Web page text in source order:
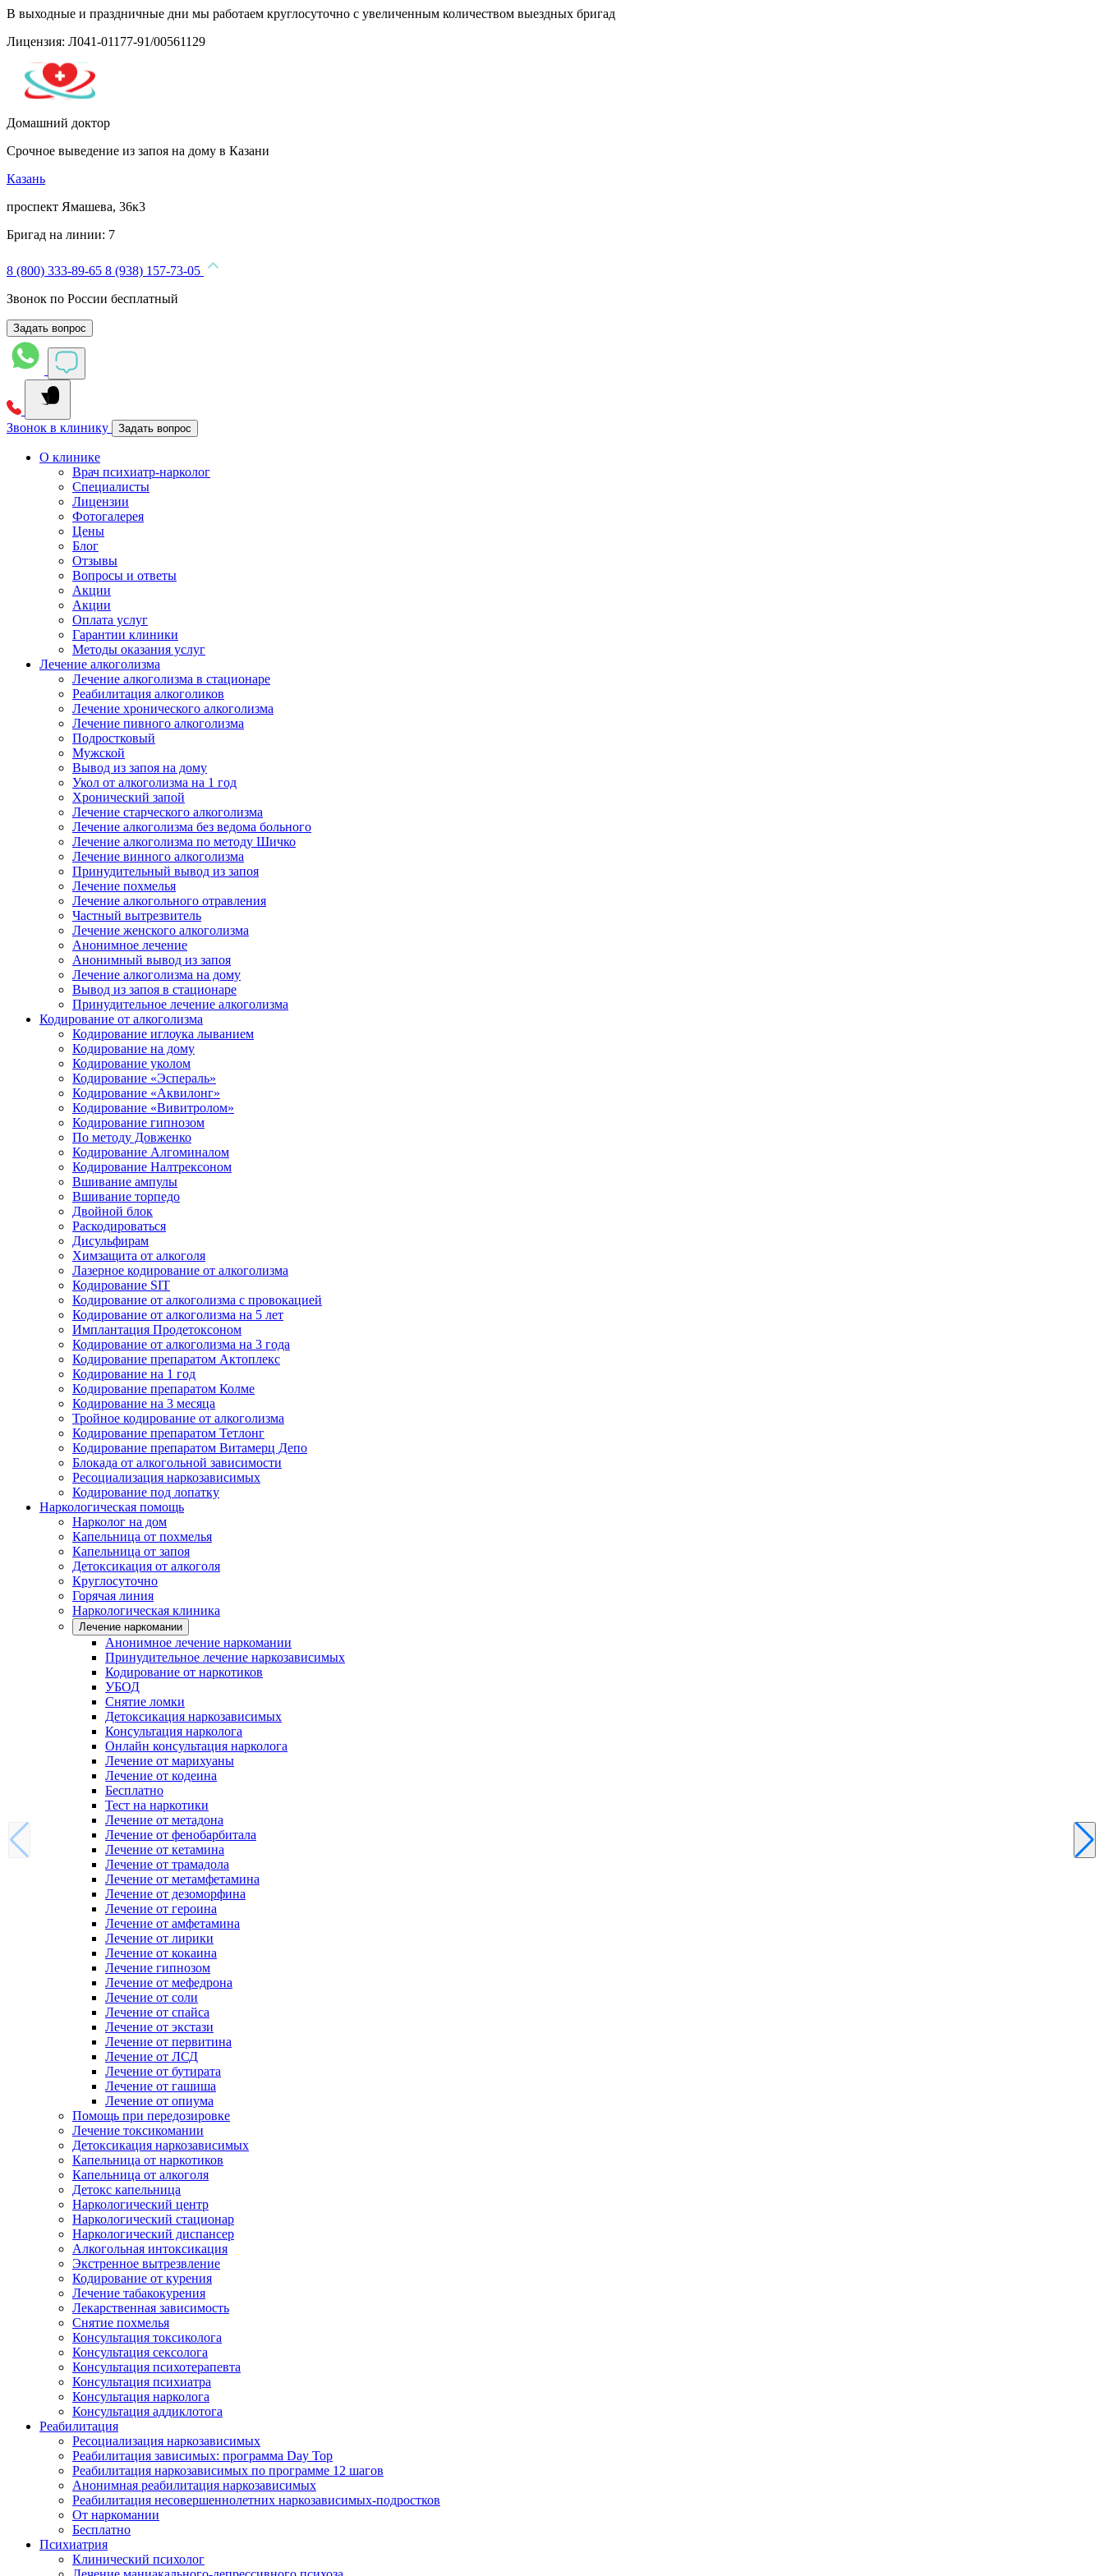
В выходные и праздничные дни мы работаем круглосуточно с увеличенным количеством выездных бригад
Лицензия: Л041-01177-91/00561129
Домашний доктор
Срочное выведение из запоя на дому в Казани
Казань
проспект Ямашева, 36к3
Бригад на линии: 7
8 (800) 333-89-65 8 (938) 157-73-05
Звонок по России бесплатный
Задать вопрос
Звонок в клинику Задать вопрос
О клинике
Врач психиатр-нарколог
Специалисты
Лицензии
Фотогалерея
Цены
Блог
Отзывы
Вопросы и ответы
Акции
Акции
Оплата услуг
Гарантии клиники
Методы оказания услуг
Лечение алкоголизма
Лечение алкоголизма в стационаре
Реабилитация алкоголиков
Лечение хронического алкоголизма
Лечение пивного алкоголизма
Подростковый
Мужской
Вывод из запоя на дому
Укол от алкоголизма на 1 год
Хронический запой
Лечение старческого алкоголизма
Лечение алкоголизма без ведома больного
Лечение алкоголизма по методу Шичко
Лечение винного алкоголизма
Принудительный вывод из запоя
Лечение похмелья
Лечение алкогольного отравления
Частный вытрезвитель
Лечение женского алкоголизма
Анонимное лечение
Анонимный вывод из запоя
Лечение алкоголизма на дому
Вывод из запоя в стационаре
Принудительное лечение алкоголизма
Кодирование от алкоголизма
Кодирование иглоука лыванием
Кодирование на дому
Кодирование уколом
Кодирование «Эспераль»
Кодирование «Аквилонг»
Кодирование «Вивитролом»
Кодирование гипнозом
По методу Довженко
Кодирование Алгоминалом
Кодирование Налтрексоном
Вшивание ампулы
Вшивание торпедо
Двойной блок
Раскодироваться
Дисульфирам
Химзащита от алкоголя
Лазерное кодирование от алкоголизма
Кодирование SIT
Кодирование от алкоголизма с провокацией
Кодирование от алкоголизма на 5 лет
Имплантация Продетоксоном
Кодирование от алкоголизма на 3 года
Кодирование препаратом Актоплекс
Кодирование на 1 год
Кодирование препаратом Колме
Кодирование на 3 месяца
Тройное кодирование от алкоголизма
Кодирование препаратом Тетлонг
Кодирование препаратом Витамерц Депо
Блокада от алкогольной зависимости
Ресоциализация наркозависимых
Кодирование под лопатку
Наркологическая помощь
Нарколог на дом
Капельница от похмелья
Капельница от запоя
Детоксикация от алкоголя
Круглосуточно
Горячая линия
Наркологическая клиника
Лечение наркомании
Анонимное лечение наркомании
Принудительное лечение наркозависимых
Кодирование от наркотиков
УБОД
Снятие ломки
Детоксикация наркозависимых
Консультация нарколога
Онлайн консультация нарколога
Лечение от марихуаны
Лечение от кодеина
Бесплатно
Тест на наркотики
Лечение от метадона
Лечение от фенобарбитала
Лечение от кетамина
Лечение от трамадола
Лечение от метамфетамина
Лечение от дезоморфина
Лечение от героина
Лечение от амфетамина
Лечение от лирики
Лечение от кокаина
Лечение гипнозом
Лечение от мефедрона
Лечение от соли
Лечение от спайса
Лечение от экстази
Лечение от первитина
Лечение от ЛСД
Лечение от бутирата
Лечение от гашиша
Лечение от опиума
Помощь при передозировке
Лечение токсикомании
Детоксикация наркозависимых
Капельница от наркотиков
Капельница от алкоголя
Детокс капельница
Наркологический центр
Наркологический стационар
Наркологический диспансер
Алкогольная интоксикация
Экстренное вытрезвление
Кодирование от курения
Лечение табакокурения
Лекарственная зависимость
Снятие похмелья
Консультация токсиколога
Консультация сексолога
Консультация психотерапевта
Консультация психиатра
Консультация нарколога
Консультация аддиклотога
Реабилитация
Ресоциализация наркозависимых
Реабилитация зависимых: программа Day Top
Реабилитация наркозависимых по программе 12 шагов
Анонимная реабилитация наркозависимых
Реабилитация несовершеннолетних наркозависимых-подростков
От наркомании
Бесплатно
Психиатрия
Клинический психолог